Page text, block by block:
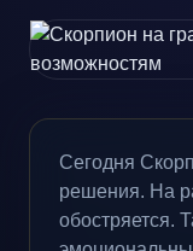
Сегодня
решения. На
обостряется.